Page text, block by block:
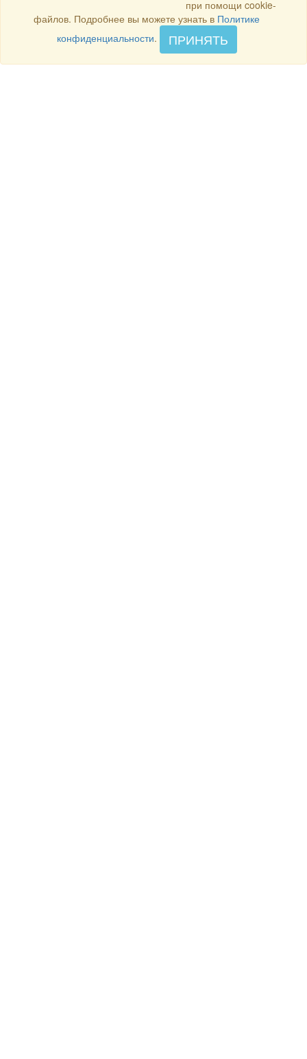
при помощи cookie-
файлов. Подробнее вы можете узнать в Политике
конфиденциальности. ПРИНЯТЬ